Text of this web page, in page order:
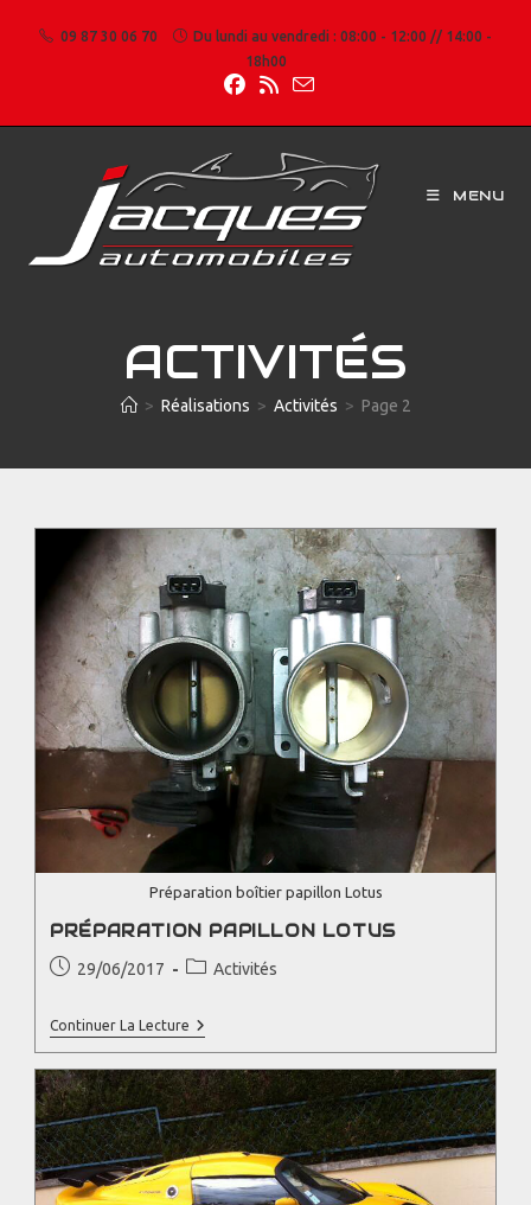
09 87 30 06 70
Du lundi au vendredi : 08:00 - 12:00 // 14:00 -
18h00
MENU
ACTIVITÉS
> Réalisations > Activités > Page 2
Préparation boîtier papillon Lotus
PRÉPARATION PAPILLON LOTUS
29/06/2017 Activités
Continuer La Lecture